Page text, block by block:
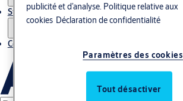
Stories
Contact
publicité et d’analyse. Politique relative aux
cookies Déclaration de confidentialité
Paramètres des cookies
Tout désactiver